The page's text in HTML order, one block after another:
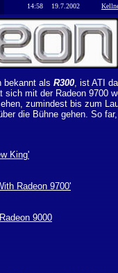
14:58 19.7.2002
bekannt alsR300, ist ATI
sich mit der Radeon 9700
zumindest bis zum
die Bühne gehen. So far,
King'
Radeon 9700'
9000